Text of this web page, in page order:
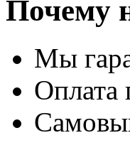
Почему
Мы
Оплата